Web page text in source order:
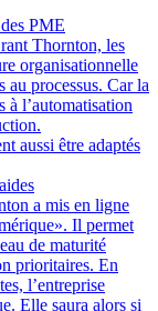
PME
Thornton, les
organisationnelle
au processus. Car la
à l’automatisation
aussi être adaptés
a mis en ligne
Il permet
de maturité
prioritaires. En
l’entreprise
Elle saura alors si